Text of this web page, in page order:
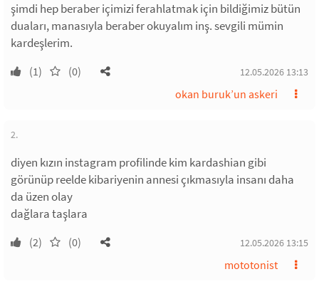
şimdi hep beraber içimizi ferahlatmak için bildiğimiz bütün
duaları, manasıyla beraber okuyalım inş. sevgili mümin
kardeşlerim.
(1) (0) 12.05.2026 13:13
okan buruk’un askeri
2.
diyen kızın instagram profilinde kim kardashian gibi
görünüp reelde kibariyenin annesi çıkmasıyla insanı daha
da üzen olay
dağlara taşlara
(2) (0) 12.05.2026 13:15
mototonist